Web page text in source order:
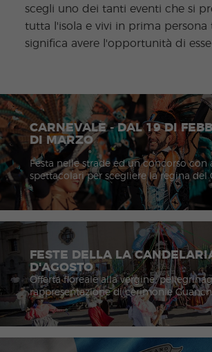
scegli uno dei tanti eventi che si
tutta l'isola e vivi in prima persona
significa avere l'opportunità di
CARNEVALE - DAL 19 DI
DI MARZO
Festa nelle strade ed un concorso con
spettacolari per scegliere la regina del
FESTE DELLA LA
D'AGOSTO
Offerta floreale alla vergine,
rappresentazione di cerimonie